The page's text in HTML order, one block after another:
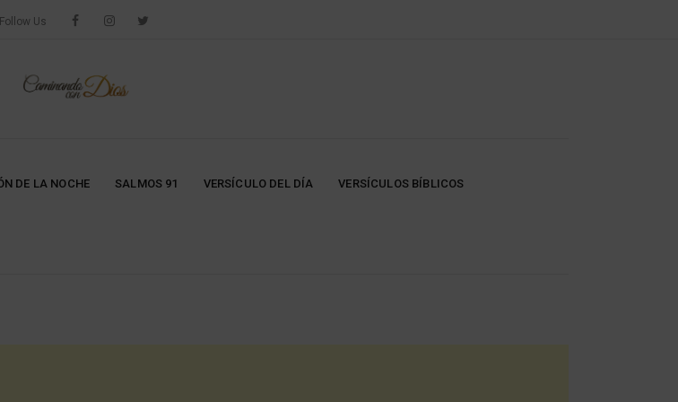
Follow Us
DE LA NOCHE SALMOS 91 VERSÍCULO DEL DÍA VERSÍCULOS BÍBLICOS